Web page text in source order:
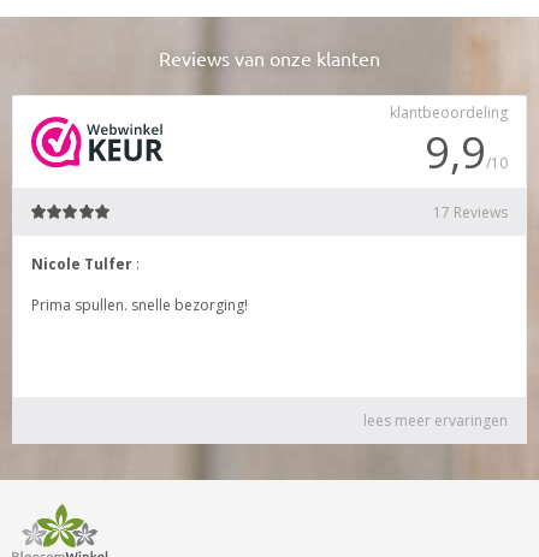
Reviews van onze klanten